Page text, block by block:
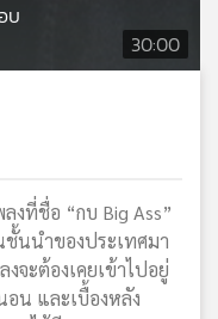
30:00
บ
งที่ชื่อ “กบ Big Ass”
ชั้นนำของประเทศมา
จะต้องเคยเข้าไปอยู่
น และเบื้องหลัง